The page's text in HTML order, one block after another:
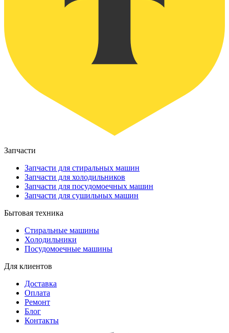
Запчасти
Запчасти для стиральных машин
Запчасти для холодильников
Запчасти для посудомоечных машин
Запчасти для сушильных машин
Бытовая техника
Стиральные машины
Холодильники
Посудомоечные машины
Для клиентов
Доставка
Оплата
Ремонт
Блог
Контакты